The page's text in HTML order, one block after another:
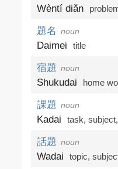
Wèntí diǎn
題名 noun
Daimei title
宿題 noun
Shukudai home
課題 noun
Kadai task, subject,
話題 noun
Wadai topic,